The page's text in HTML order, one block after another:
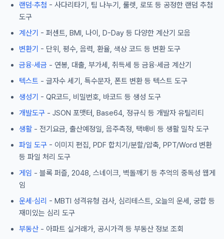
랜덤·추첨 - 사다리타기, 팀 나누기, 룰렛, 로또 등 공정한 랜덤 추첨
도구
계산기 - 퍼센트, BMI, 나이, D-Day 등 다양한 계산기 모음
변환기 - 단위, 평수, 음력, 환율, 색상 코드 등 변환 도구
금융·세금 - 연봉, 대출, 부가세, 취득세 등 금융·세금 계산기
텍스트 - 글자수 세기, 특수문자, 폰트 변환 등 텍스트 도구
생성기 - QR코드, 비밀번호, 바코드 등 생성 도구
개발도구 - JSON 포맷터, Base64, 정규식 등 개발자 유틸리티
생활 - 전기요금, 출산예정일, 음주측정, 택배비 등 생활 밀착 도구
파일 도구 - 이미지 편집, PDF 합치기/분할/압축, PPT/Word 변환
등 파일 처리 도구
게임 - 블록 퍼즐, 2048, 스네이크, 벽돌깨기 등 추억의 중독성 웹게
임
운세·심리 - MBTI 성격유형 검사, 심리테스트, 오늘의 운세, 궁합 등
재미있는 심리 도구
부동산 - 아파트 실거래가, 공시가격 등 부동산 정보 조회